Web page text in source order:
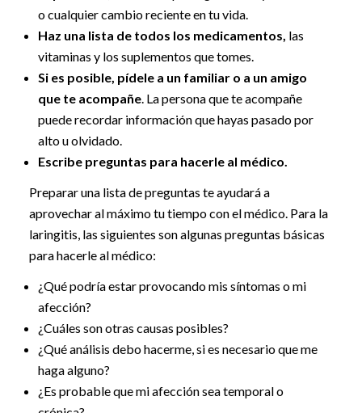
o cualquier cambio reciente en tu vida.
Haz una lista de todos los medicamentos, las
vitaminas y los suplementos que tomes.
Si es posible, pídele a un familiar o a un amigo
que te acompañe. La persona que te acompañe
puede recordar información que hayas pasado por
alto u olvidado.
Escribe preguntas para hacerle al médico.
Preparar una lista de preguntas te ayudará a
aprovechar al máximo tu tiempo con el médico. Para la
laringitis, las siguientes son algunas preguntas básicas
para hacerle al médico:
¿Qué podría estar provocando mis síntomas o mi
afección?
¿Cuáles son otras causas posibles?
¿Qué análisis debo hacerme, si es necesario que me
haga alguno?
¿Es probable que mi afección sea temporal o